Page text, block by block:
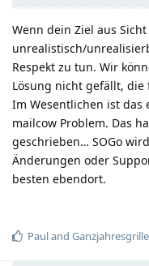
Wenn dein Ziel aus
unrealistisch/
Respekt zu tun. Wir
Lösung nicht gefällt,
Im Wesentlichen ist das
mailcow Problem. Das
geschrieben… SOGo
Änderungen oder
besten ebendort.
Pauland